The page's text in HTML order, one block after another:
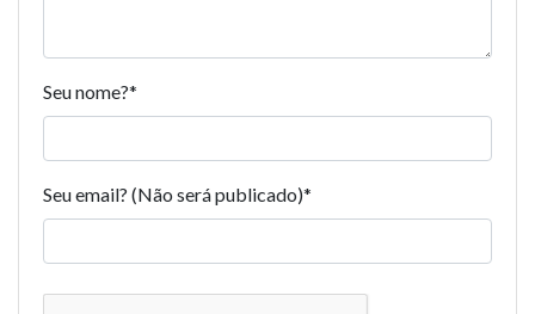
Seu nome?*
Seu email? (Não será publicado)*